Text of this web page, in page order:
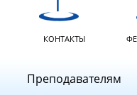
КОНТАКТЫ
Преподавателям